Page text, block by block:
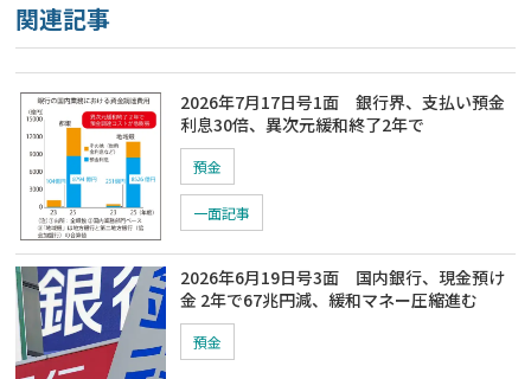
関連記事
2026年7月17日号1面 銀行界、支払い預金
利息30倍、異次元緩和終了2年で
預金
一面記事
2026年6月19日号3面 国内銀行、現金預け
金 2年で67兆円減、緩和マネー圧縮進む
預金